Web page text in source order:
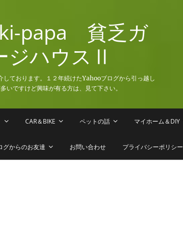
papa 貧乏ガ
ジハウスⅡ
しております。１２年続けたYahooブログから引っ越し
いですけど興味が有る方は、見て下さい。
CAR＆BIKE ペットの話 マイホーム＆DIY
からのお友達 お問い合わせ プライバシーポリシー